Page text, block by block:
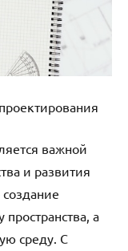
важной
и развития
а
среду. С